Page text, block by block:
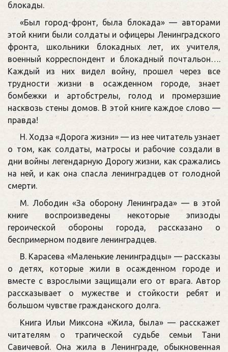
блокады.
«Был город-фронт, была блокада» — авторами
этой книги были солдаты и офицеры Ленинградского
фронта, школьники блокадных лет, их учителя,
военный корреспондент и блокадный почтальон….
Каждый из них видел войну, прошел через все
трудности жизни в осажденном городе, знает
бомбежки и артобстрелы, голод и промерзшие
насквозь стены домов. В этой книге каждое слово —
правда!
Н. Ходза «Дорога жизни» — из нее читатель узнает
о том, как солдаты, матросы и рабочие создали в
дни войны легендарную Дорогу жизни, как сражались
на ней, и как она спасла ленинградцев от голодной
смерти.
М. Лободин «За оборону Ленинграда» — в этой
книге воспроизведены некоторые эпизоды
героической обороны города, рассказано о
беспримерном подвиге ленинградцев.
В. Карасева «Маленькие ленинградцы» — рассказы
о детях, которые жили в осажденном городе и
вместе с взрослыми защищали его от врага. Автор
рассказывает о мужестве и стойкости ребят и
большом чувстве гражданского долга.
Книга Ильи Миксона «Жила, была» — расскажет
читателям о трагической судьбе семьи Тани
Савичевой. Она жила в Ленинграде, обыкновенная